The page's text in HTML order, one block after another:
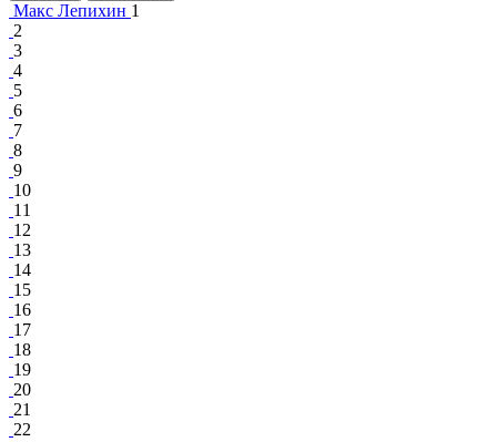
Макс Лепихин 1
2
3
4
5
6
7
8
9
10
11
12
13
14
15
16
17
18
19
20
21
22